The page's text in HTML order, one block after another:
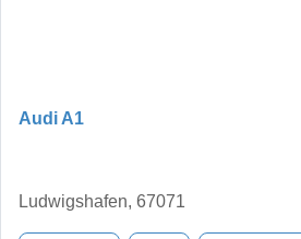
Audi A1
Ludwigshafen, 67071